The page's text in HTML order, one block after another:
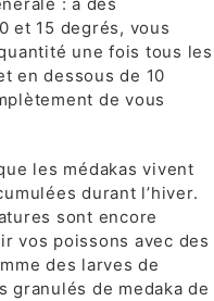
et 15 degrés, vous
une fois tous les
en dessous de 10
de vous
les médakas vivent
durant l’hiver.
sont encore
vos poissons avec des
des larves de
granulés de medaka de